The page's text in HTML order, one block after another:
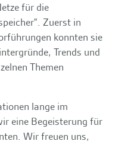
für die
Zuerst in
konnten sie
Trends und
Themen
lange im
eine Begeisterung für
Wir freuen uns,